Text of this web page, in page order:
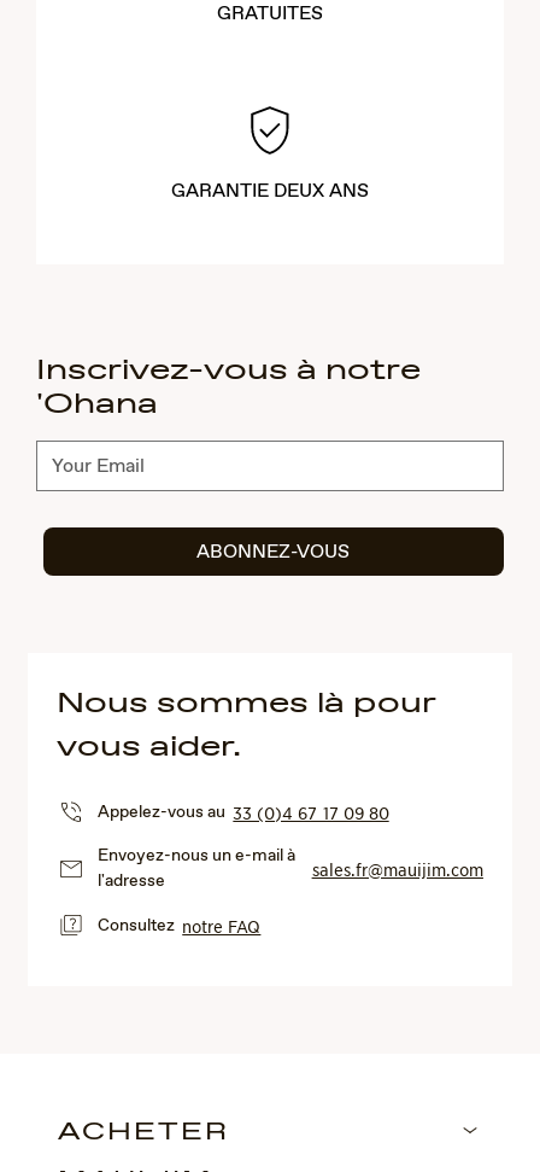
GRATUITES
GARANTIE DEUX ANS
Inscrivez-vous à notre
'Ohana
Abonnez-
vous
ABONNEZ-VOUS
Nous sommes là pour
vous aider.
Appelez-vous au33 (0)4 67 17 09 80
Envoyez-nous un e-mail à
l'adresse
sales.fr@mauijim.com
Consultez notre FAQ
ACHETER